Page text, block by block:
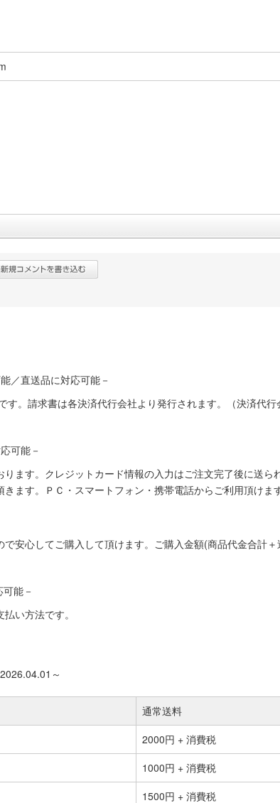
／直送品に対応可能－
。請求書は各決済代行会社より発行されます。（決済代
可能－
ます。クレジットカード情報の入力はご注文完了後に送ら
ます。ＰＣ・スマートフォン・携帯電話からご利用頂けます
安心してご購入して頂けます。ご購入金額(商品代金合計
能－
い方法です。
～
通常送料
2000円 + 消費税
1000円 + 消費税
1500円 + 消費税